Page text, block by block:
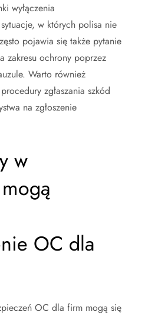
wyłączenia
w których polisa nie
pojawia się także pytanie
zakresu ochrony poprzez
Warto również
zgłaszania szkód
na zgłoszenie
w
OC dla
OC dla firm mogą się